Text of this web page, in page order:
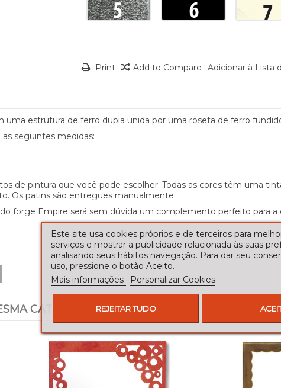
Print Add to Compare Adicionar à Lista
uma estrutura de ferro dupla unida por uma roseta de ferro
seguintes medidas:
de pintura que você pode escolher. Todas as cores têm uma
Os patins são entregues manualmente.
forge Empire será sem dúvida um complemento perfeito para
CATEGORIA:
Este site usa cookies próprios e de terceiros para
serviços e mostrar a publicidade relacionada às suas
analisando seus hábitos navegação. Para dar seu
uso, pressione o botão Aceito.
Mais informações
Personalizar Cookies
REJEITAR TUDO